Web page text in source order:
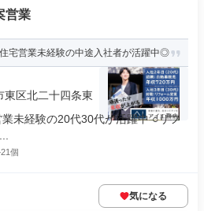
営業
宅営業未経験の中途入社者が活躍中◎
東区北二十四条東
未経験の20代30代が活躍中 ○リフ
個
気になる